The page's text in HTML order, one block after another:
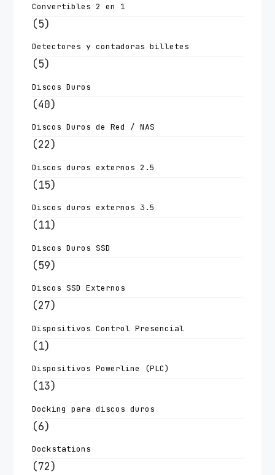
Convertibles 2 en 1
(5)
Detectores y contadoras billetes
(5)
Discos Duros
(40)
Discos Duros de Red / NAS
(22)
Discos duros externos 2.5
(15)
Discos duros externos 3.5
(11)
Discos Duros SSD
(59)
Discos SSD Externos
(27)
Dispositivos Control Presencial
(1)
Dispositivos Powerline (PLC)
(13)
Docking para discos duros
(6)
Dockstations
(72)